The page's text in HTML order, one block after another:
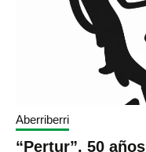
Aberriberri
“Pertur”, 50 años